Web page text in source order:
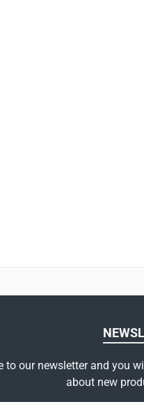
to our newsletter and you
about new